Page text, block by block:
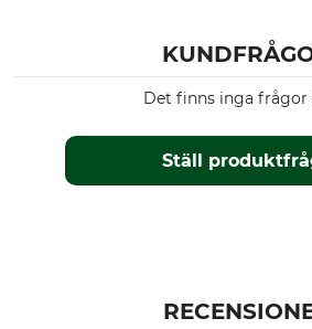
Ställ
Det finns inga frågor